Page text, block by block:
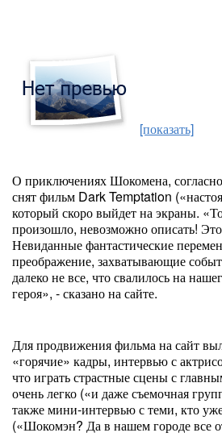
[показать]
О приключениях Шокомена,
снят фильм Dark Temptation
который скоро выйдет на экраны.
произошло, невозможно описать!
Невиданные фантастические
преображение, захватывающие
далеко не все, что свалилось на
героя», - сказано на сайте.
Для продвижения фильма на сайт
«горячие» кадры, интервью с
что играть страстные сцены с
очень легко («и даже съемочная
также мини-интервью с теми, кто
(«Шокомэн? Да в нашем городе все